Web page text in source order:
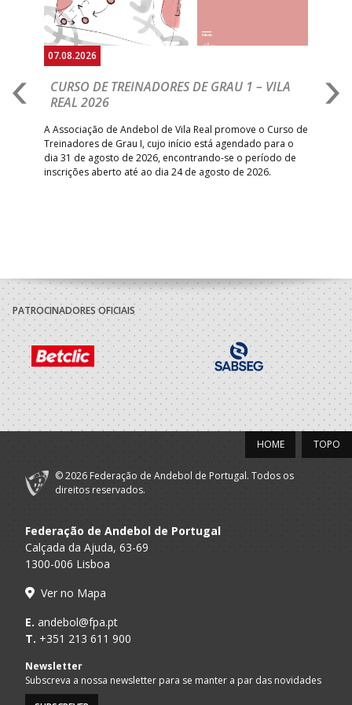
07.08.2026
CURSO DE TREINADORES DE GRAU 1 – VILA
REAL 2026
A Associação de Andebol de Vila Real promove o Curso de
Treinadores de Grau I, cujo início está agendado para o
dia 31 de agosto de 2026, encontrando-se o período de
inscrições aberto até ao dia 24 de agosto de 2026.
PATROCINADORES OFICIAIS
TOPO
HOME
© 2026 Federação de Andebol de Portugal. Todos os
direitos reservados.
Federação de Andebol de Portugal
Calçada da Ajuda, 63-69
1300-006 Lisboa
Ver no Mapa
E. andebol@fpa.pt
T. +351 213 611 900
Newsletter
Subscreva a nossa newsletter para se manter a par das novidades